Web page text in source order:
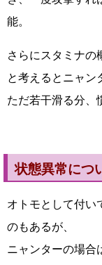
能。
さらにスタミナの
と考えるとニャン
ただ若干滑る分、
状態異常につ
オトモとして付い
のもあるが、
ニャンターの場合